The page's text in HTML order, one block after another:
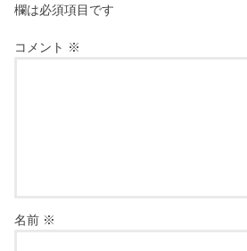
欄は必須項目です
コメント ※
名前 ※